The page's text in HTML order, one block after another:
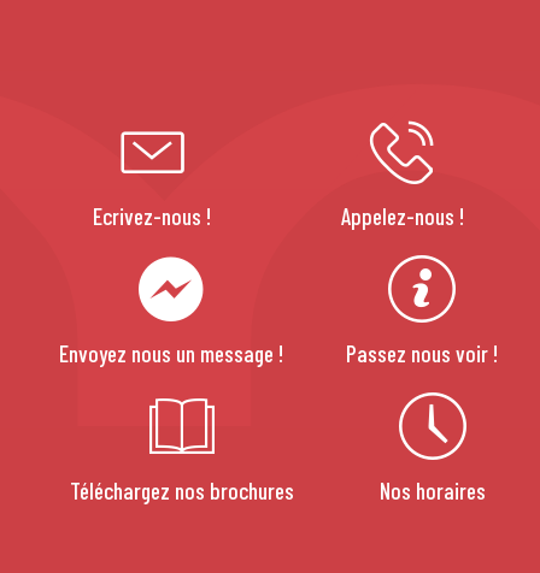
Ecrivez-nous ! Appelez-nous !
Envoyez nous un message ! Passez nous voir !
Téléchargez nos brochures Nos horaires